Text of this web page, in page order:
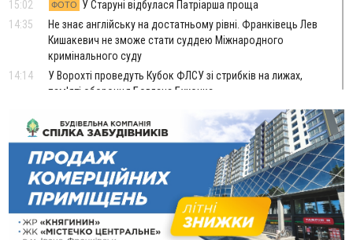
15:02 ФОТО
У Старуні відбулася Патріарша проща
14:35
Не знає англійську на достатньому рівні. Франківець Лев
Кишакевич не зможе стати суддею Міжнародного
кримінального суду
14:14
У Ворохті проведуть Кубок ФЛСУ зі стрибків на лижах,
пам'яті оборонця Богдана Бухонка
На Калущині розшукали чоловіка, який три дні
блукав у лісі
13:14
Боднар розповів про реакцію влади Польщі на атаки на
українців та про зміни після 23 серпня
12:31
ВІДЕО "Едельвейси" щемливо привітали рідну Коломию з
Днем міста
11:55
Вчора у Франківську, Коломиї, Долині та Яремче
зафіксували рекордну спеку